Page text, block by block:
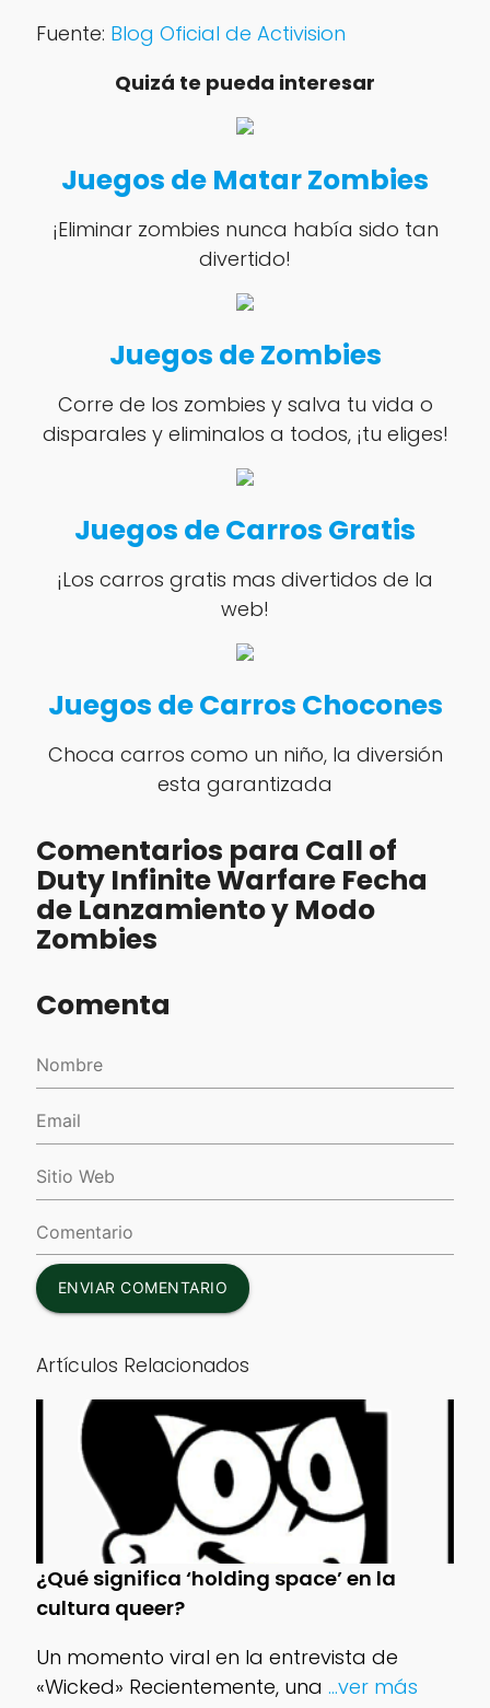
Fuente: Blog Oficial de Activision
Quizá te pueda interesar
Juegos de Matar Zombies
¡Eliminar zombies nunca había sido tan
divertido!
Juegos de Zombies
Corre de los zombies y salva tu vida o
disparales y eliminalos a todos, ¡tu eliges!
Juegos de Carros Gratis
¡Los carros gratis mas divertidos de la
web!
Juegos de Carros Chocones
Choca carros como un niño, la diversión
esta garantizada
Comentarios para Call of
Duty Infinite Warfare Fecha
de Lanzamiento y Modo
Zombies
Comenta
ENVIAR COMENTARIO
Artículos Relacionados
¿Qué significa ‘holding space’ en la
cultura queer?
Un momento viral en la entrevista de
«Wicked» Recientemente, una ...ver más